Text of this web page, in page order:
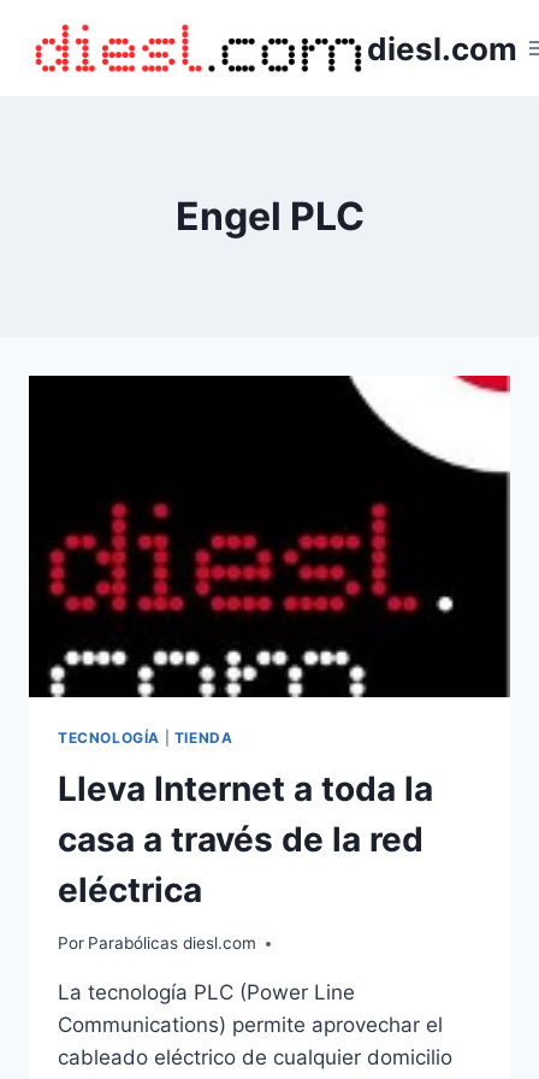
contenido
diesl.com
Engel PLC
TECNOLOGÍA TIENDA
Lleva Internet a toda la
casa a través de la red
eléctrica
Por Parabólicas diesl.com
La tecnología PLC (Power Line
Communications) permite aprovechar el
cableado eléctrico de cualquier domicilio